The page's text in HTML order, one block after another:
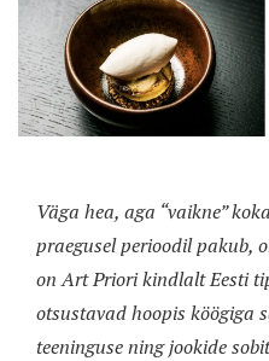
Väga hea, aga “vaikne”
praegusel perioodil pakub,
on Art Priori kindlalt Eesti
otsustavad hoopis köögiga
teeninguse ning jookide